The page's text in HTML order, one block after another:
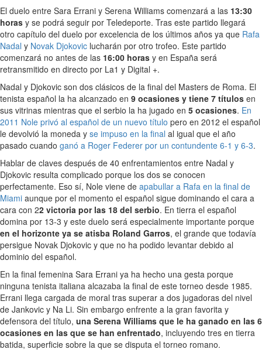
El duelo entre Sara Errani y Serena Williams comenzará a las 13:30
horas y se podrá seguir por Teledeporte. Tras este partido llegará
otro capítulo del duelo por excelencia de los últimos años ya que Rafa
Nadal y Novak Djokovic lucharán por otro trofeo. Este partido
comenzará no antes de las 16:00 horas y en España será
retransmitido en directo por La1 y Digital +.
Nadal y Djokovic son dos clásicos de la final del Masters de Roma. El
tenista español la ha alcanzado en 9 ocasiones y tiene 7 títulos en
sus vitrinas mientras que el serbio la ha jugado en 5 ocasiones. En
2011 Nole privó al español de un nuevo título pero en 2012 el español
le devolvió la moneda y se impuso en la final al igual que el año
pasado cuando ganó a Roger Federer por un contundente 6-1 y 6-3.
Hablar de claves después de 40 enfrentamientos entre Nadal y
Djokovic resulta complicado porque los dos se conocen
perfectamente. Eso sí, Nole viene de apabullar a Rafa en la final de
Miami aunque por el momento el español sigue dominando el cara a
cara con 22 victoria por las 18 del serbio. En tierra el español
domina por 13-3 y este duelo será especialmente importante porque
en el horizonte ya se atisba Roland Garros, el grande que todavía
persigue Novak Djokovic y que no ha podido levantar debido al
dominio del español.
En la final femenina Sara Errani ya ha hecho una gesta porque
ninguna tenista italiana alcazaba la final de este torneo desde 1985.
Errani llega cargada de moral tras superar a dos jugadoras del nivel
de Jankovic y Na Li. Sin embargo enfrente a la gran favorita y
defensora del título, una Serena Williams que le ha ganado en las 6
ocasiones en las que se han enfrentado, incluyendo tres en tierra
batida, superficie sobre la que se disputa el torneo romano.